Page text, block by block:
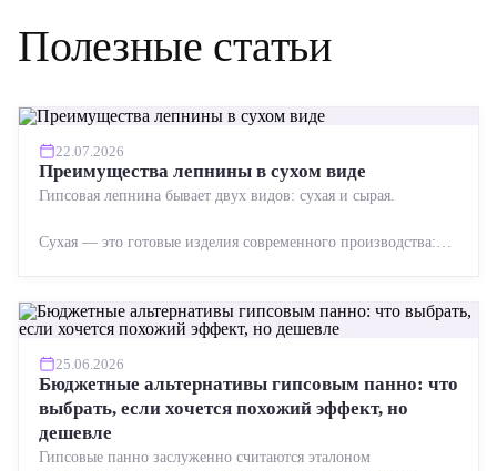
Полезные статьи
22.07.2026
Преимущества лепнины в сухом виде
Гипсовая лепнина бывает двух видов: сухая и сырая.
Сухая — это готовые изделия современного производства:
25.06.2026
Бюджетные альтернативы гипсовым панно: что
выбрать, если хочется похожий эффект, но
дешевле
Гипсовые панно заслуженно считаются эталоном